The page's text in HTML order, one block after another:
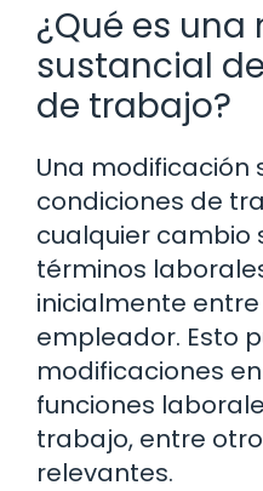
¿Qué es
sustancial
de trabajo?
Una modificación
condiciones de
cualquier cambio
términos
inicialmente
empleador. Esto
modificaciones
funciones
trabajo, entre
relevantes.